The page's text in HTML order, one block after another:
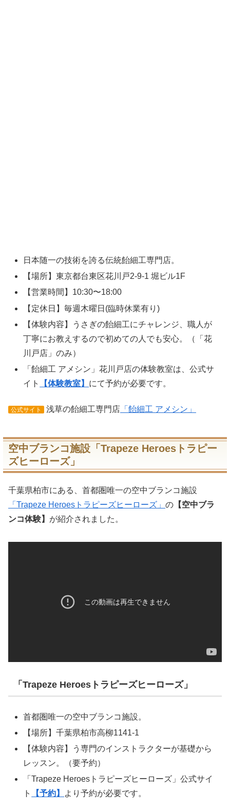
日本随一の技術を誇る伝統飴細工専門店。
【場所】東京都台東区花川戸2-9-1 堀ビル1F
【営業時間】10:30〜18:00
【定休日】毎週木曜日(臨時休業有り)
【体験内容】うさぎの飴細工にチャレンジ、職人が
丁寧にお教えするので初めての人でも安心。（「花
川戸店」のみ）
「飴細工 アメシン」花川戸店の体験教室は、公式サ
イト
【体験教室】 にて予約が必要です。
公式サイト 浅草の飴細工専門店 「飴細工 アメシン」
空中ブランコ施設「Trapeze Heroesトラピー
ズヒーローズ」
千葉県柏市にある、首都圏唯一の空中ブランコ施設
「Trapeze Heroesトラピーズヒーローズ」 の 【空中ブラ
ンコ体験】 が紹介されました。
「Trapeze Heroesトラピーズヒーローズ」
首都圏唯一の空中ブランコ施設。
【場所】千葉県柏市高柳1141-1
【体験内容】う専門のインストラクターが基礎から
レッスン。（要予約）
「Trapeze Heroesトラピーズヒーローズ」公式サイ
ト
【予約】 より予約が必要です。